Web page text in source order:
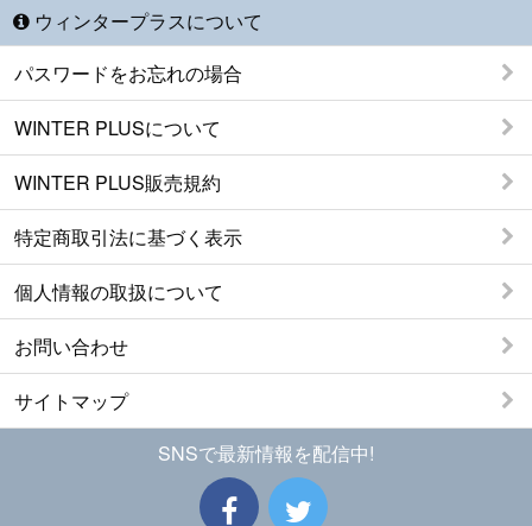
ウィンタープラスについて
パスワードをお忘れの場合
WINTER PLUSについて
WINTER PLUS販売規約
特定商取引法に基づく表示
個人情報の取扱について
お問い合わせ
サイトマップ
SNSで最新情報を配信中!